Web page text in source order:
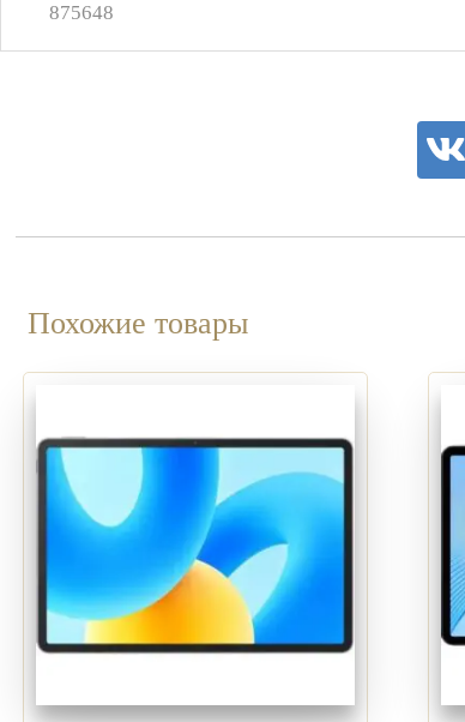
875648
Похожие товары